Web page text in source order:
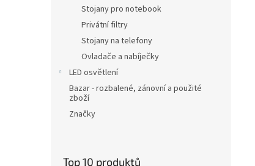
Stojany pro notebook
Privátní filtry
Stojany na telefony
Ovladače a nabíječky
LED osvětlení
Bazar - rozbalené, zánovní a použité
zboží
Značky
Top 10 produktů